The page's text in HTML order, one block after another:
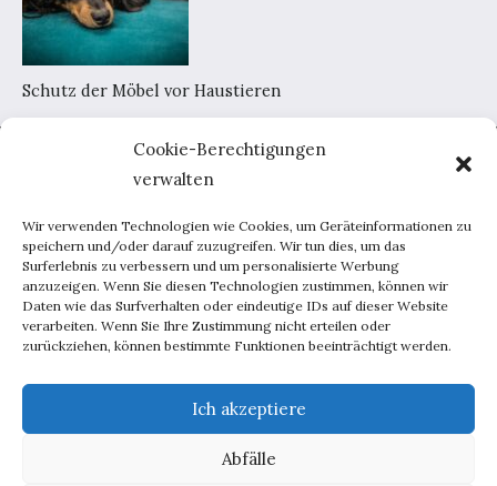
Cookie-Berechtigungen
verwalten
Wir verwenden Technologien wie Cookies, um Geräteinformationen zu
speichern und/oder darauf zuzugreifen. Wir tun dies, um das
Surferlebnis zu verbessern und um personalisierte Werbung
anzuzeigen. Wenn Sie diesen Technologien zustimmen, können wir
Daten wie das Surfverhalten oder eindeutige IDs auf dieser Website
verarbeiten. Wenn Sie Ihre Zustimmung nicht erteilen oder
zurückziehen, können bestimmte Funktionen beeinträchtigt werden.
Ich akzeptiere
Abfälle
Schutz der Möbel vor Haustieren
Home
Portal-Werbung
Kontakt
Haus und Garten
Beratung
Inspirationen
Männchen